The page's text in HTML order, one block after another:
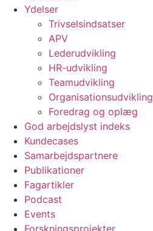
Ydelser
Trivselsindsatser
APV
Lederudvikling
HR-udvikling
Teamudvikling
Organisationsudvikling
Foredrag og oplæg
God arbejdslyst indeks
Kundecases
Samarbejdspartnere
Publikationer
Fagartikler
Podcast
Events
Forskningsprojekter